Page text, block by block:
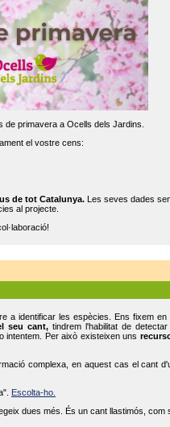
primavera a Ocells dels Jardins.
el vostre cens:
de tot Catalunya.Les seves dades
al projecte.
a identificar les espècies. Ens fixem
seu cant, tindrem l'habilitat de
intentem. Per això existeixen uns
complexa, en aquest cas el cant
Escolta-ho.
dues més. És un cant llastimós, com